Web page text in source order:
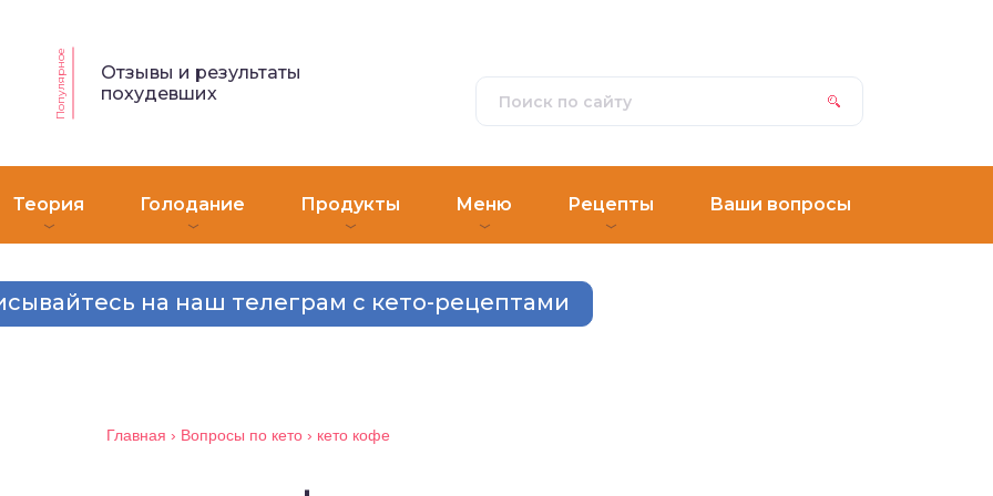
Популярное
Отзывы и результаты
похудевших
Теория Голодание Продукты Меню Рецепты Ваши вопросы
на наш телеграм с кето-рецептами
Главная › Вопросы по кето › кето кофе